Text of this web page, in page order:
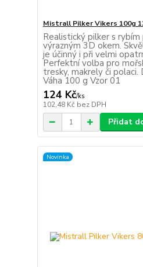
Mistrall Pilker Vikers 100g
Realistický pilker s
výrazným 3D okem.
je účinný i při velmi
Perfektní volba pro
tresky, makrely či polaci.
Váha 100 g Vzor 01
124 Kč/ks
102,48 Kč bez DPH
Přidat
Novinka